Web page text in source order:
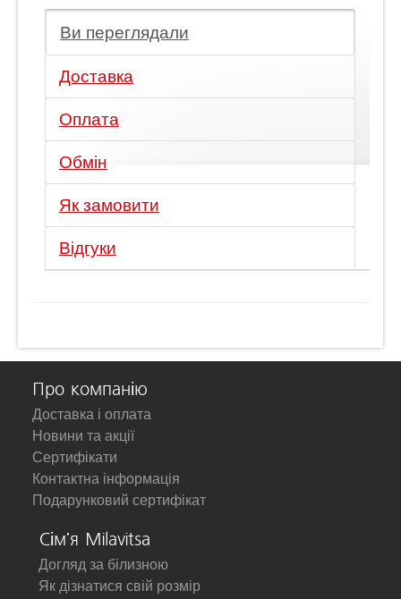
Ви переглядали
Доставка
Оплата
Обмін
Як замовити
Відгуки
Про компанію
Доставка і оплата
Новини та акції
Сертифікати
Контактна інформація
Подарунковий сертифікат
Сім'я Milavitsa
Догляд за білизною
Як дізнатися свій розмір